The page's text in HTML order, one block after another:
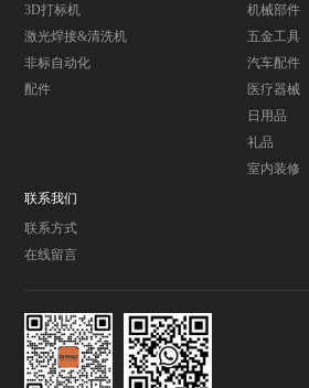
3D打标机
激光焊接&清洗机
非标自动化
配件
机械部件
五金工具
汽车配件
医疗器械
日用品
礼品
室内装修
联系我们
联系方式
在线留言